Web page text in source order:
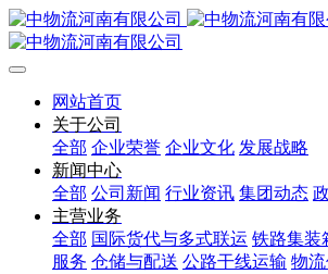
网站首页
关于公司
全部 企业荣誉 企业文化 发展战略
新闻中心
全部 公司新闻 行业资讯 集团动态
主营业务
全部 国际货代与多式联运 铁路集装
服务 仓储与配送 公路干线运输 物